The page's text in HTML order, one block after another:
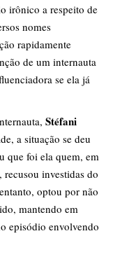
irônico a respeito de
nomes
rapidamente
de um internauta
se ela já
Stéfani
a situação se deu
que foi ela quem, em
investidas do
optou por não
mantendo em
episódio envolvendo